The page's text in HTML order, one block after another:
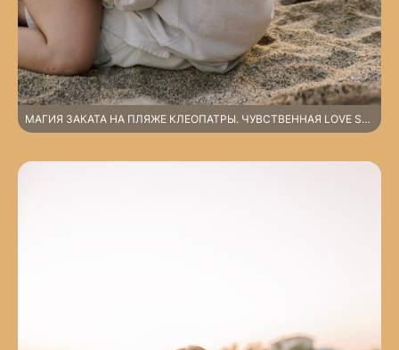
МАГИЯ ЗАКАТА НА ПЛЯЖЕ КЛЕОПАТРЫ. ЧУВСТВЕННАЯ LOVE STORY У КРОМКИ СРЕДИЗЕМНОГО МОРЯ. АЛАНЬЯ